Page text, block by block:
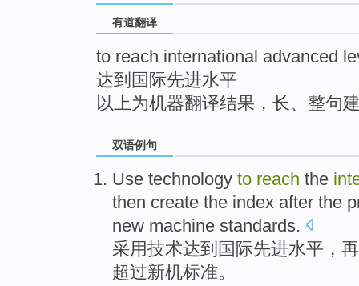
有道翻译
to reach international advanced
达到国际先进水平
以上为机器翻译结果，长、整句
双语例句
Use technology to reach the
then create the index after the
new machine standards.
采用技术达到 国际先进水平 ， 再
超过新机标准。